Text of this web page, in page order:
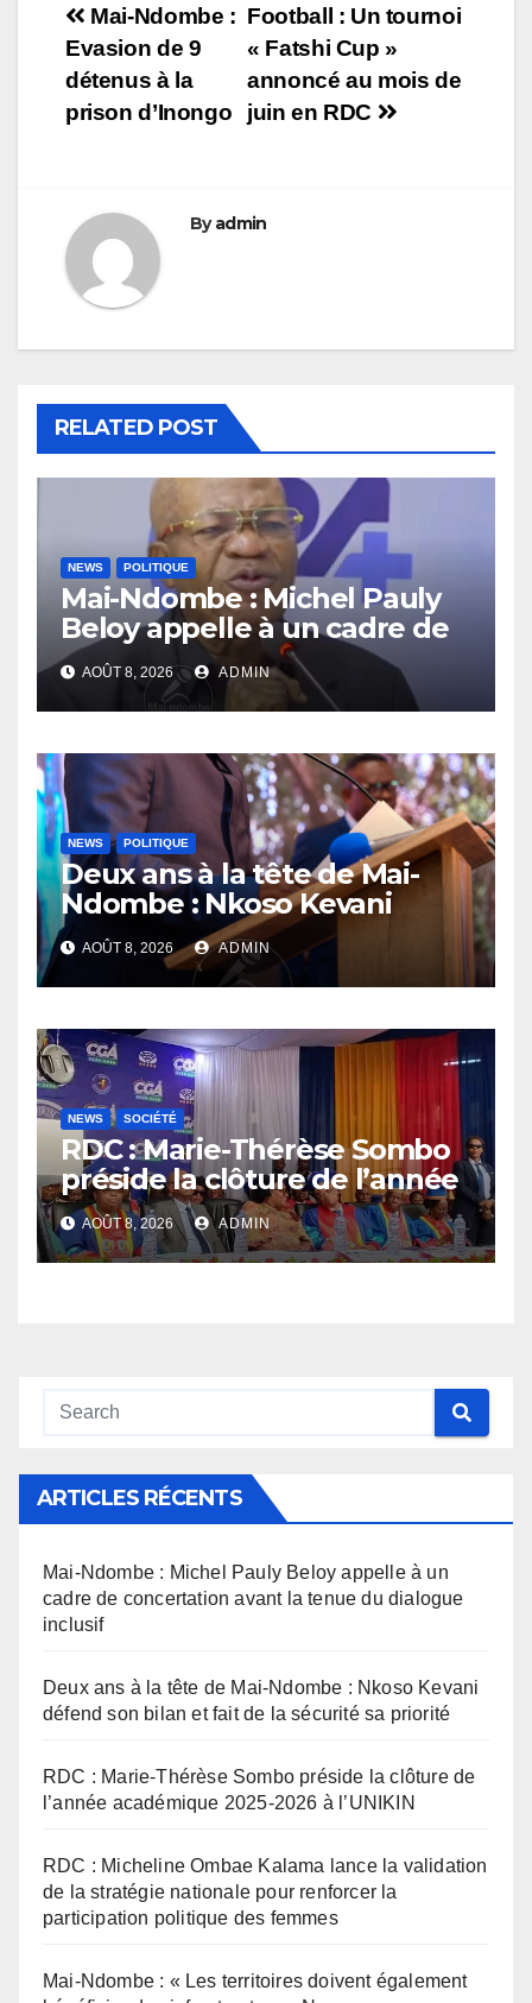
Navigation
de
l’article
Football : Un tournoi
« Fatshi Cup »
annoncé au mois de
juin en RDC
Mai-Ndombe :
Evasion de 9
détenus à la
prison d’Inongo
Byadmin
RELATED POST
NEWS POLITIQUE
Mai-Ndombe : Michel Pauly
Beloy appelle à un cadre de
concertation avant la tenue
du dialogue inclusif
AOÛT 8, 2026 ADMIN
NEWS POLITIQUE
Deux ans à la tête de Mai-
Ndombe : Nkoso Kevani
défend son bilan et fait de la
sécurité sa priorité
AOÛT 8, 2026 ADMIN
NEWS SOCIÉTÉ
RDC : Marie-Thérèse Sombo
préside la clôture de l’année
académique 2025-2026 à
l’UNIKIN
AOÛT 8, 2026 ADMIN
ARTICLES RÉCENTS
Mai-Ndombe : Michel Pauly Beloy appelle à un
cadre de concertation avant la tenue du dialogue
inclusif
Deux ans à la tête de Mai-Ndombe : Nkoso Kevani
défend son bilan et fait de la sécurité sa priorité
RDC : Marie-Thérèse Sombo préside la clôture de
l’année académique 2025-2026 à l’UNIKIN
RDC : Micheline Ombae Kalama lance la validation
de la stratégie nationale pour renforcer la
participation politique des femmes
Mai-Ndombe : « Les territoires doivent également